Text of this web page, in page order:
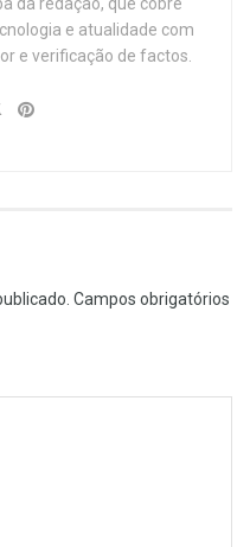
e atualidade com
e verificação de factos.
Campos obrigatórios